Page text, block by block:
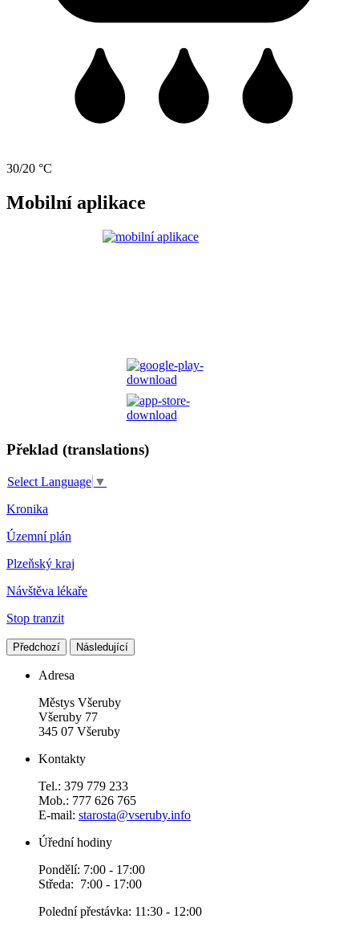
30/20 °C
Mobilní aplikace
Překlad (translations)
Select Language ▼
Kronika
Územní plán
Plzeňský kraj
Návštěva lékaře
Stop tranzit
Předchozí Následující
Adresa
Městys Všeruby
Všeruby 77
345 07 Všeruby
Kontakty
Tel.: 379 779 233
Mob.: 777 626 765
E-mail: starosta@vseruby.info
Úřední hodiny
Pondělí: 7:00 - 17:00
Středa: 7:00 - 17:00
Polední přestávka: 11:30 - 12:00